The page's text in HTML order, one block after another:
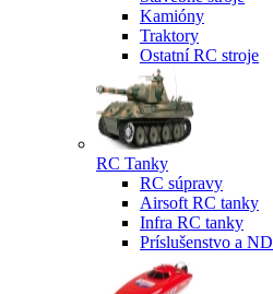
Kamióny
Traktory
Ostatní RC stroje
RC Tanky
RC súpravy
Airsoft RC tanky
Infra RC tanky
Príslušenstvo a ND